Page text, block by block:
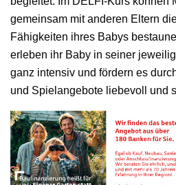
gemeinsam mit anderen Eltern
Fähigkeiten ihres Babys
erleben ihr Baby in seiner
ganz intensiv und fördern es
und Spielangebote liebevoll und